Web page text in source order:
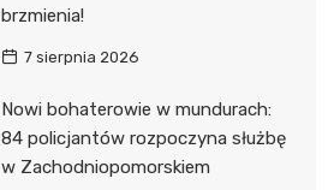
brzmienia!
7 sierpnia 2026
Nowi bohaterowie w mundurach:
84 policjantów rozpoczyna służbę
w Zachodniopomorskiem